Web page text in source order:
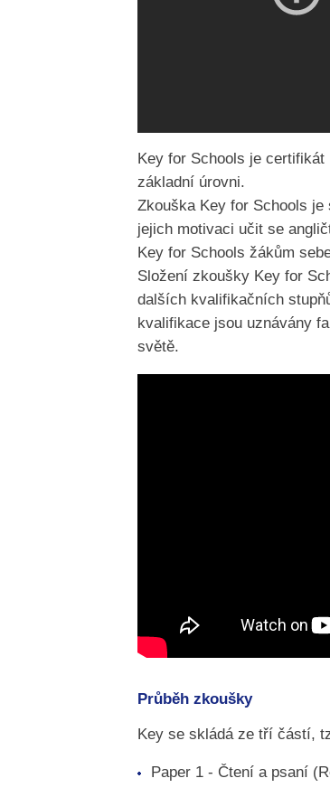
Key for Schools je
základní úrovni.
Zkouška Key for Schools
jejich motivaci učit se
Key for Schools žákům
Složení zkoušky Key for
dalších kvalifikačních
kvalifikace jsou uznávány
světě.
Průběh zkoušky
Key se skládá ze tří částí,
Paper 1 - Čtení a psaní